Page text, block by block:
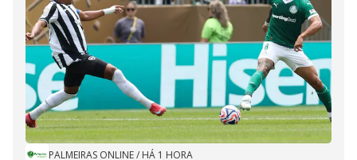
PALMEIRAS ONLINE/ HÁ 1 HORA